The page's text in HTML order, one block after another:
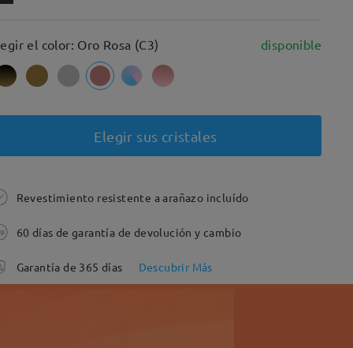
el color: Oro Rosa (C3) disponible
Elegir sus cristales
Revestimiento resistente a arañazo incluído
60 días de garantía de devolución y cambio
Garantía de 365 días Descubrir Más